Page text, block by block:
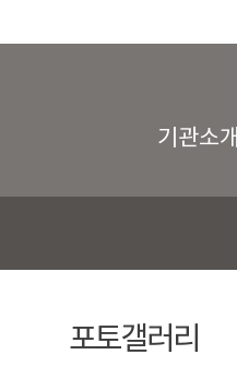
기관소개
포토갤러리